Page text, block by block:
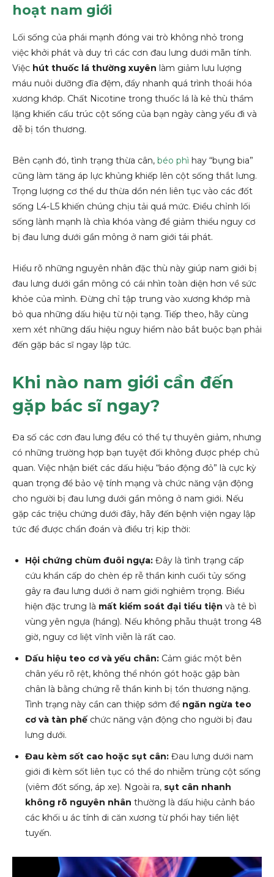
hoạt nam giới
Lối sống của phái mạnh đóng vai trò không nhỏ trong
việc khởi phát và duy trì các cơn đau lưng dưới mãn tính.
Việc hút thuốc lá thường xuyên làm giảm lưu lượng
máu nuôi dưỡng đĩa đệm, đẩy nhanh quá trình thoái hóa
xương khớp. Chất Nicotine trong thuốc lá là kẻ thù thầm
lặng khiến cấu trúc cột sống của bạn ngày càng yếu đi và
dễ bị tổn thương.
Bên cạnh đó, tình trạng thừa cân, béo phì hay “bụng bia”
cũng làm tăng áp lực khủng khiếp lên cột sống thắt lưng.
Trọng lượng cơ thể dư thừa dồn nén liên tục vào các đốt
sống L4-L5 khiến chúng chịu tải quá mức. Điều chỉnh lối
sống lành mạnh là chìa khóa vàng để giảm thiểu nguy cơ
bị đau lưng dưới gần mông ở nam giới tái phát.
Hiểu rõ những nguyên nhân đặc thù này giúp nam giới bị
đau lưng dưới gần mông có cái nhìn toàn diện hơn về sức
khỏe của mình. Đừng chỉ tập trung vào xương khớp mà
bỏ qua những dấu hiệu từ nội tạng. Tiếp theo, hãy cùng
xem xét những dấu hiệu nguy hiểm nào bắt buộc bạn phải
đến gặp bác sĩ ngay lập tức.
Khi nào nam giới cần đến
gặp bác sĩ ngay?
Đa số các cơn đau lưng đều có thể tự thuyên giảm, nhưng
có những trường hợp bạn tuyệt đối không được phép chủ
quan. Việc nhận biết các dấu hiệu “báo động đỏ” là cực kỳ
quan trọng để bảo vệ tính mạng và chức năng vận động
cho người bị đau lưng dưới gần mông ở nam giới. Nếu
gặp các triệu chứng dưới đây, hãy đến bệnh viện ngay lập
tức để được chẩn đoán và điều trị kịp thời:
Hội chứng chùm đuôi ngựa: Đây là tình trạng cấp
cứu khẩn cấp do chèn ép rễ thần kinh cuối tủy sống
gây ra đau lưng dưới ở nam giới nghiêm trọng. Biểu
hiện đặc trưng là mất kiểm soát đại tiểu tiện và tê bì
vùng yên ngựa (háng). Nếu không phẫu thuật trong 48
giờ, nguy cơ liệt vĩnh viễn là rất cao.
Dấu hiệu teo cơ và yếu chân: Cảm giác một bên
chân yếu rõ rệt, không thể nhón gót hoặc gập bàn
chân là bằng chứng rễ thần kinh bị tổn thương nặng.
Tình trạng này cần can thiệp sớm để ngăn ngừa teo
cơ và tàn phế chức năng vận động cho người bị đau
lưng dưới.
Đau kèm sốt cao hoặc sụt cân: Đau lưng dưới nam
giới đi kèm sốt liên tục có thể do nhiễm trùng cột sống
(viêm đốt sống, áp xe). Ngoài ra, sụt cân nhanh
không rõ nguyên nhân thường là dấu hiệu cảnh báo
các khối u ác tính di căn xương từ phổi hay tiền liệt
tuyến.